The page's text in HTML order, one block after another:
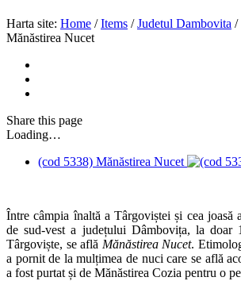
Harta site: Home / Items / Judetul Dambovita /
Mănăstirea Nucet
Share this page
Loading…
(cod 5338) Mănăstirea Nucet
Între câmpia înaltă a Târgoviștei și cea joasă
de sud-vest a județului Dâmbovița, la doar
Târgoviște, se află Mănăstirea Nucet.
a pornit de la mulțimea de nuci care se află
a fost purtat și de Mănăstirea Cozia pentru o